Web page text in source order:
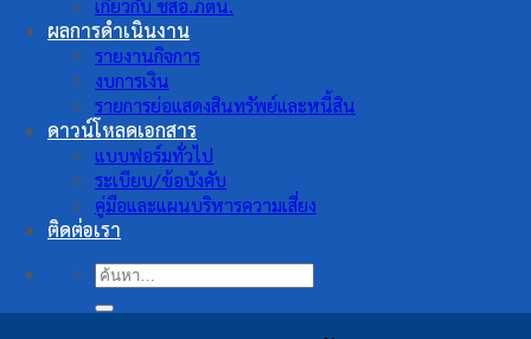
เกี่ยวกับ ชสอ.ภตน.
ผลการดำเนินงาน
รายงานกิจการ
งบการเงิน
รายการย่อแสดงสินทรัพย์และหนี้สิน
ดาวน์โหลดเอกสาร
แบบฟอร์มทั่วไป
ระเบียบ/ข้อบังคับ
คู่มือและแผนบริหารความเสี่ยง
ติดต่อเรา
ค้นหา: